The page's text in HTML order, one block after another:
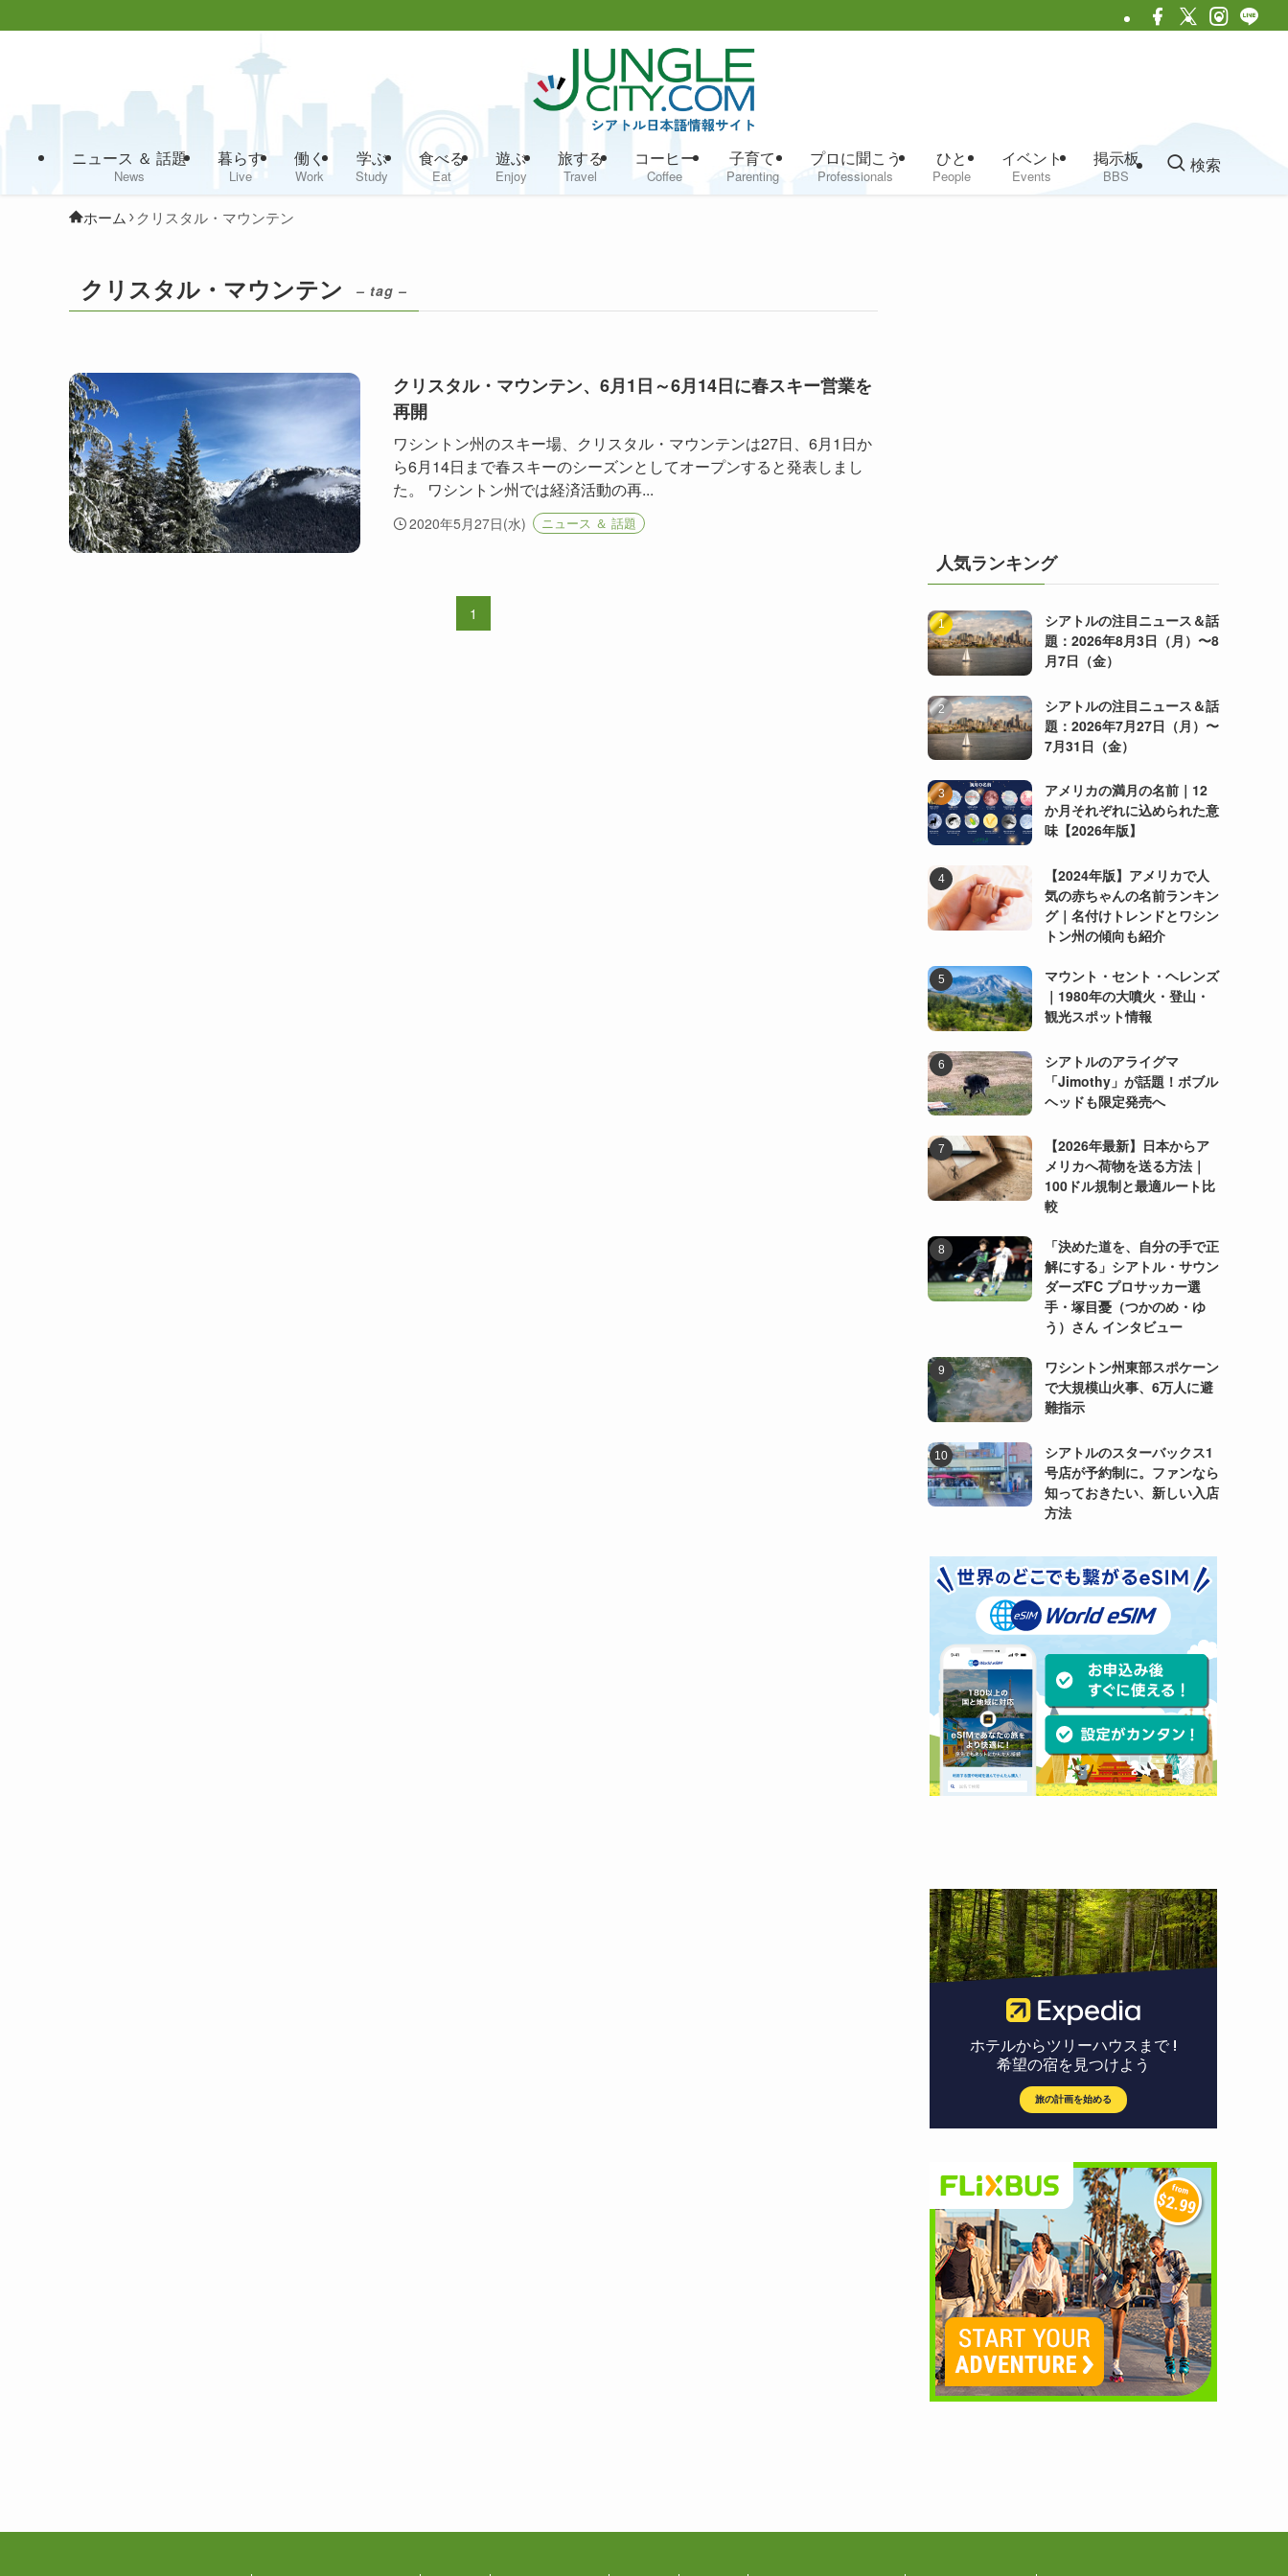
ニュース ＆ 話題
News
暮らす
Live
働く
Work
学ぶ
Study
食べる
Eat
遊ぶ
Enjoy
旅する
Travel
コーヒー
Coffee
子育て
Parenting
プロに聞こう
Professionals
ひと
People
イベント
Events
掲示板
BBS
検索
ホーム クリスタル・マウンテン
クリスタル・マウンテン – tag –
クリスタル・マウンテン、6月1日～6月14日に春スキー営業を
再開
ワシントン州のスキー場、クリスタル・マウンテンは27日、6月1日か
ら6月14日まで春スキーのシーズンとしてオープンすると発表しまし
た。 ワシントン州では経済活動の再...
2020年5月27日(水) ニュース ＆ 話題
1
人気ランキング
シアトルの注目ニュース＆話
題：2026年8月3日（月）〜8
月7日（金）
シアトルの注目ニュース＆話
題：2026年7月27日（月）〜
7月31日（金）
アメリカの満月の名前｜12
か月それぞれに込められた意
味【2026年版】
【2024年版】アメリカで人
気の赤ちゃんの名前ランキン
グ｜名付けトレンドとワシン
トン州の傾向も紹介
マウント・セント・ヘレンズ
｜1980年の大噴火・登山・
観光スポット情報
シアトルのアライグマ
「Jimothy」が話題！ボブル
ヘッドも限定発売へ
【2026年最新】日本からア
メリカへ荷物を送る方法｜
100ドル規制と最適ルート比
較
「決めた道を、自分の手で正
解にする」シアトル・サウン
ダーズFC プロサッカー選
手・塚目憂（つかのめ・ゆ
う）さん インタビュー
ワシントン州東部スポケーン
で大規模山火事、6万人に避
難指示
シアトルのスターバックス1
号店が予約制に。ファンなら
知っておきたい、新しい入店
方法